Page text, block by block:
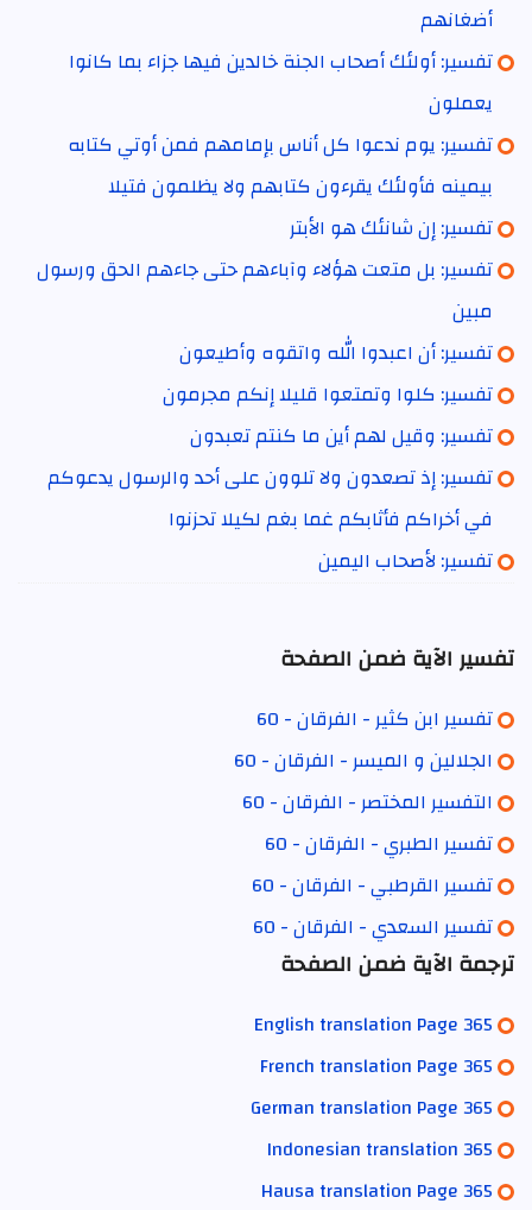
أضغانهم
تفسير: أولئك أصحاب الجنة خالدين فيها جزاء بما كانوا
يعملون
تفسير: يوم ندعوا كل أناس بإمامهم فمن أوتي كتابه
بيمينه فأولئك يقرءون كتابهم ولا يظلمون فتيلا
تفسير: إن شانئك هو الأبتر
تفسير: بل متعت هؤلاء وآباءهم حتى جاءهم الحق ورسول
مبين
تفسير: أن اعبدوا الله واتقوه وأطيعون
تفسير: كلوا وتمتعوا قليلا إنكم مجرمون
تفسير: وقيل لهم أين ما كنتم تعبدون
تفسير: إذ تصعدون ولا تلوون على أحد والرسول يدعوكم
في أخراكم فأثابكم غما بغم لكيلا تحزنوا
تفسير: لأصحاب اليمين
تفسير الآية ضمن الصفحة
تفسير ابن كثير - الفرقان - 60
الجلالين و الميسر - الفرقان - 60
التفسير المختصر - الفرقان - 60
تفسير الطبري - الفرقان - 60
تفسير القرطبي - الفرقان - 60
تفسير السعدي - الفرقان - 60
ترجمة الآية ضمن الصفحة
English translation Page 365
French translation Page 365
German translation Page 365
Indonesian translation 365
Hausa translation Page 365